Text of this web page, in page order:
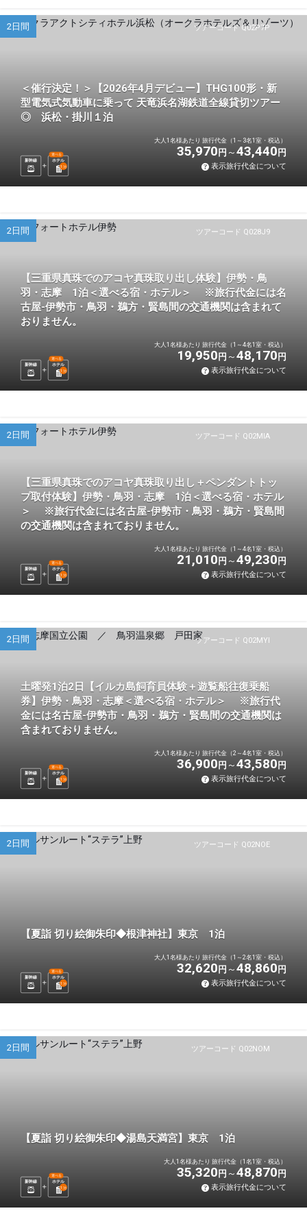
ツアーコード Q02P7P
2日間
＜催行決定！＞【2026年4月デビュー】THG100形・新
型電気式気動車に乗って 天竜浜名湖鉄道全線貸切ツアー
◎ 浜松・掛川１泊
新幹線 ホテル
選べる
1 泊
大人1名様あたり 旅行代金（1～3名1室・税込）
35,970 円 43,440 円
表示旅行代金について
ツアーコード Q028J9
2日間
【三重県真珠でのアコヤ真珠取り出し体験】伊勢・鳥
羽・志摩 1泊＜選べる宿・ホテル＞ ※旅行代金には名
古屋-伊勢市・鳥羽・鵜方・賢島間の交通機関は含まれて
おりません。
新幹線 ホテル
選べる
1 泊
大人1名様あたり 旅行代金（1～4名1室・税込）
19,950 円 48,170 円
表示旅行代金について
ツアーコード Q02MIA
2日間
【三重県真珠でのアコヤ真珠取り出し＋ペンダントトッ
プ取付体験】伊勢・鳥羽・志摩 1泊＜選べる宿・ホテル
＞ ※旅行代金には名古屋-伊勢市・鳥羽・鵜方・賢島間
の交通機関は含まれておりません。
新幹線 ホテル
選べる
1 泊
大人1名様あたり 旅行代金（1～4名1室・税込）
21,010 円 49,230 円
表示旅行代金について
ツアーコード Q02MYI
2日間
土曜発1泊2日【イルカ島飼育員体験＋遊覧船往復乗船
券】伊勢・鳥羽・志摩＜選べる宿・ホテル＞ ※旅行代
金には名古屋-伊勢市・鳥羽・鵜方・賢島間の交通機関は
含まれておりません。
新幹線 ホテル
選べる
1 泊
大人1名様あたり 旅行代金（2～4名1室・税込）
36,900 円 43,580 円
表示旅行代金について
ツアーコード Q02NOE
2日間
【夏詣 切り絵御朱印◆根津神社】東京 1泊
新幹線 ホテル
選べる
1 泊
大人1名様あたり 旅行代金（1～2名1室・税込）
32,620 円 48,860 円
表示旅行代金について
ツアーコード Q02NOM
2日間
【夏詣 切り絵御朱印◆湯島天満宮】東京 1泊
新幹線 ホテル
選べる
1 泊
大人1名様あたり 旅行代金（1名1室・税込）
35,320 円 48,870 円
表示旅行代金について